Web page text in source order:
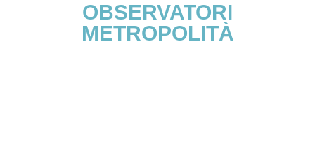
OBSERVATORI
METROPOLITÀ